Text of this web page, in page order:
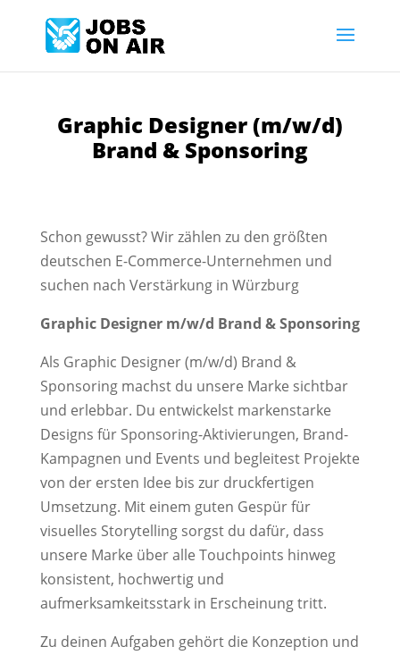
Graphic Designer (m/w/d)
Brand & Sponsoring
Schon gewusst? Wir zählen zu den größten
deutschen E-Commerce-Unternehmen und
suchen nach Verstärkung in Würzburg
Graphic Designer m/w/d Brand & Sponsoring
Als Graphic Designer (m/w/d) Brand &
Sponsoring machst du unsere Marke sichtbar
und erlebbar. Du entwickelst markenstarke
Designs für Sponsoring-Aktivierungen, Brand-
Kampagnen und Events und begleitest Projekte
von der ersten Idee bis zur druckfertigen
Umsetzung. Mit einem guten Gespür für
visuelles Storytelling sorgst du dafür, dass
unsere Marke über alle Touchpoints hinweg
konsistent, hochwertig und
aufmerksamkeitsstark in Erscheinung tritt.
Zu deinen Aufgaben gehört die Konzeption und